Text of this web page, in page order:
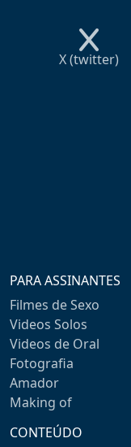
X (twitter)
PARA ASSINANTES
Filmes de Sexo
Videos Solos
Videos de Oral
Fotografia
Amador
Making of
CONTEÚDO